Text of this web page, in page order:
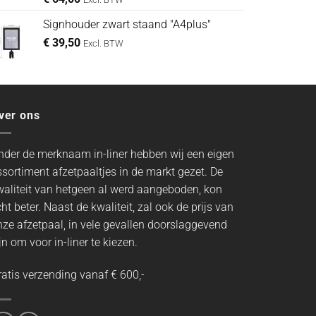
Signhouder zwart staand "A4plus"
€ 39,50 Excl. BTW
ons
de merknaam in-liner hebben wij een eigen
afzetpaaltjes in de markt gezet. De
van hetgeen al werd aangeboden, kon
beter. Naast de kwaliteit, zal ook de prijs van
afzetpaal, in vele gevallen doorslaggevend
om voor in-liner te kiezen.
verzending vanaf € 600,-